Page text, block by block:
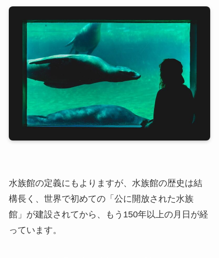
水族館の定義にもよりますが、水族館の歴史は結
構長く、世界で初めての「公に開放された水族
館」が建設されてから、もう150年以上の月日が経
っています。